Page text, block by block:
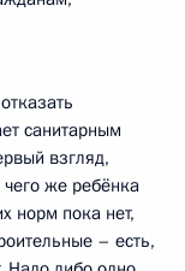
санитарным
взгляд,
чего же ребёнка
норм пока нет,
– есть,